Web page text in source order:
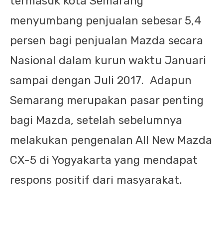
menyumbang penjualan sebesar 5,4
persen bagi penjualan Mazda secara
Nasional dalam kurun waktu Januari
sampai dengan Juli 2017. Adapun
Semarang merupakan pasar penting
bagi Mazda, setelah sebelumnya
melakukan pengenalan All New Mazda
CX-5 di Yogyakarta yang mendapat
respons positif dari masyarakat.